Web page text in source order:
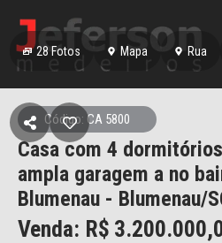
28 Fotos Mapa Rua
Código: CA 5800
Casa com 4
ampla garagem a no
Blumenau - Blumenau/
Venda: R$